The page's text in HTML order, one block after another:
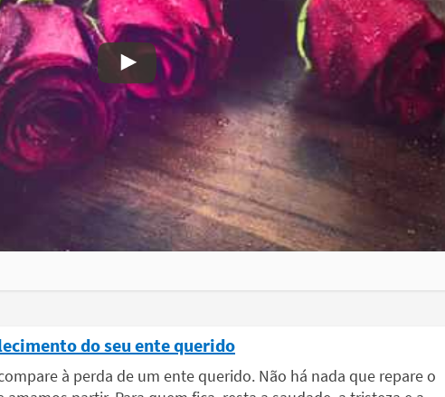
do seu ente querido
à perda de um ente querido. Não há nada que repare o